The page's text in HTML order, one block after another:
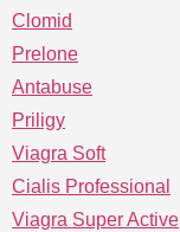
Clomid
Prelone
Antabuse
Priligy
Viagra Soft
Cialis Professional
Viagra Super Active